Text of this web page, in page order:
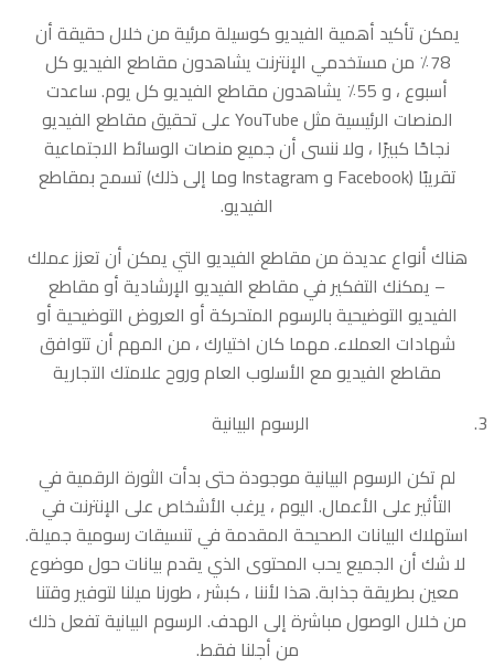
يمكن تأكيد أهمية الفيديو كوسيلة مرئية من خلال حقيقة أن
78٪ من مستخدمي الإنترنت يشاهدون مقاطع الفيديو كل
أسبوع ، و 55٪ يشاهدون مقاطع الفيديو كل يوم. ساعدت
المنصات الرئيسية مثل YouTube على تحقيق مقاطع الفيديو
نجاحًا كبيرًا ، ولا ننسى أن جميع منصات الوسائط الاجتماعية
تقريبًا (Facebook و Instagram وما إلى ذلك) تسمح بمقاطع
الفيديو.
هناك أنواع عديدة من مقاطع الفيديو التي يمكن أن تعزز عملك
– يمكنك التفكير في مقاطع الفيديو الإرشادية أو مقاطع
الفيديو التوضيحية بالرسوم المتحركة أو العروض التوضيحية أو
شهادات العملاء. مهما كان اختيارك ، من المهم أن تتوافق
مقاطع الفيديو مع الأسلوب العام وروح علامتك التجارية
الرسوم البيانية
لم تكن الرسوم البيانية موجودة حتى بدأت الثورة الرقمية في
التأثير على الأعمال. اليوم ، يرغب الأشخاص على الإنترنت في
استهلاك البيانات الصحيحة المقدمة في تنسيقات رسومية جميلة.
لا شك أن الجميع يحب المحتوى الذي يقدم بيانات حول موضوع
معين بطريقة جذابة. هذا لأننا ، كبشر ، طورنا ميلنا لتوفير وقتنا
من خلال الوصول مباشرة إلى الهدف. الرسوم البيانية تفعل ذلك
من أجلنا فقط.